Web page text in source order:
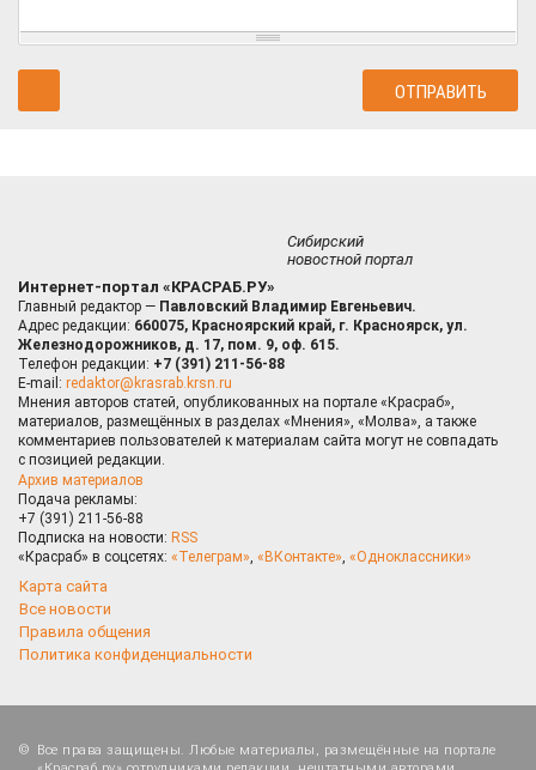
Сибирский
новостной портал
Интернет-портал «КРАСРАБ.РУ»
Главный редактор — Павловский Владимир Евгеньевич.
Адрес редакции: 660075, Красноярский край, г. Красноярск, ул.
Железнодорожников, д. 17, пом. 9, оф. 615.
Телефон редакции: +7 (391) 211-56-88
E-mail: redaktor@krasrab.krsn.ru
Мнения авторов статей, опубликованных на портале «Красраб»,
материалов, размещённых в разделах «Мнения», «Молва», а также
комментариев пользователей к материалам сайта могут не совпадать
с позицией редакции.
Архив материалов
Подача рекламы:
+7 (391) 211-56-88
Подписка на новости: RSS
«Красраб» в соцсетях: «Телеграм», «ВКонтакте», «Одноклассники»
Карта сайта
Все новости
Правила общения
Политика конфиденциальности
Все права защищены. Любые материалы, размещённые на портале